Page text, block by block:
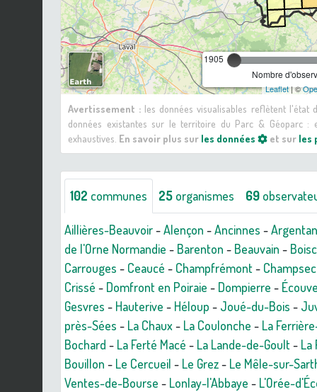
1905
Nombre
Leaflet| ©
Avertissement : les données visualisables reflètent l'état
données existantes sur le territoire du Parc & Géoparc :
exhaustives. En savoir plus sur les données et sur les
102 communes 25 organismes 69
Aillières-Beauvoir-Alençon -Ancinnes -Argentan
de l'Orne Normandie - Barenton - Beauvain -
Carrouges - Ceaucé - Champfrémont-
Crissé - Domfront en Poiraie - Dompierre -
Gesvres - Hauterive - Héloup - Joué-du-Bois -
près-Sées - La Chaux - La Coulonche - La
Bochard - La Ferté Macé - La Lande-de-Goult- La
Bouillon - Le Cercueil - Le Grez- Le Mêle-sur-
Ventes-de-Bourse - Lonlay-l'Abbaye - L'Orée-